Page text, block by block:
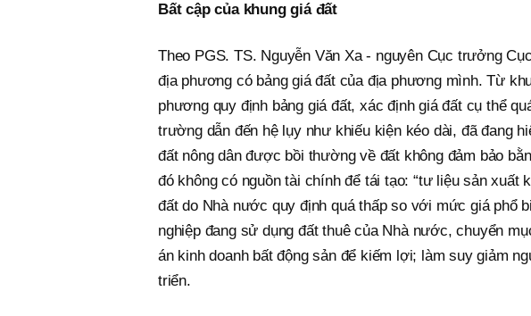
Bất cập của khung giá đất
Theo PGS. TS. Nguyễn Văn Xa - nguyên Cục trưởng
địa phương có bảng giá đất của địa phương mình. Từ
phương quy định bảng giá đất, xác định giá đất cụ thể
trường dẫn đến hệ lụy như khiếu kiện kéo dài, đã đang
đất nông dân được bồi thường về đất không đảm bảo
đó không có nguồn tài chính để tái tạo: “tư liệu sản xuất
đất do Nhà nước quy định quá thấp so với mức giá phổ
nghiệp đang sử dụng đất thuê của Nhà nước, chuyển
án kinh doanh bất động sản để kiếm lợi; làm suy giảm
triển.